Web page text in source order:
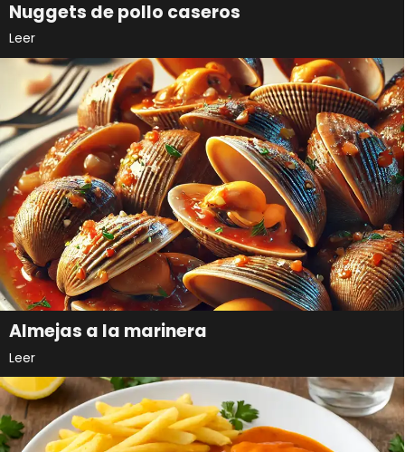
Nuggets de pollo caseros
Leer
Almejas a la marinera
Leer